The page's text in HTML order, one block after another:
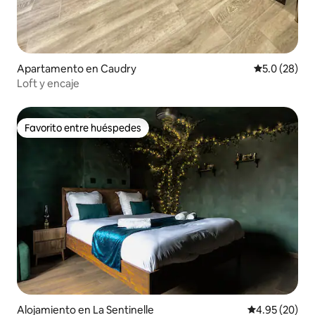
Apartamento en Caudry Calificación
5.0 (28)
Loft y encaje
Favorito entre huéspedes
Favorito entre huéspedes
Alojamiento en La Sentinelle Calificación
4.95 (20)